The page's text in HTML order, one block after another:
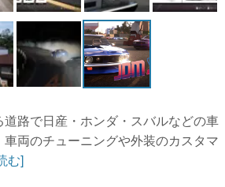
は？
路で日産・ホンダ・スバルなどの車
両のチューニングや外装のカスタマ
む]